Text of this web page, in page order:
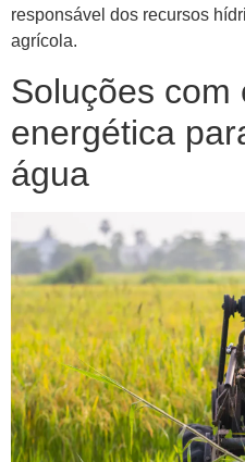
responsável dos recursos
agrícola.
Soluções com
energética
água